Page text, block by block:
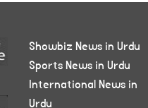
Showbiz News in Urdu
Sports News in Urdu
International News in
Urdu